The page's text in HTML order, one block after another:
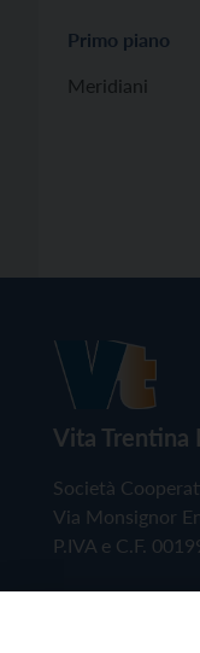
Primo piano
Meridiani
Vita Trentina
Società
Via Monsignor
P.IVA e C.F.